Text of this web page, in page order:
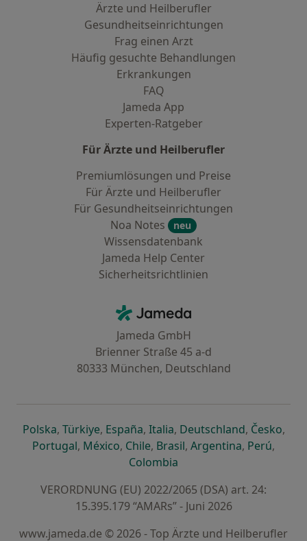
Ärzte und Heilberufler
Gesundheitseinrichtungen
Frag einen Arzt
Häufig gesuchte Behandlungen
Erkrankungen
FAQ
Jameda App
Experten-Ratgeber
Für Ärzte und Heilberufler
Premiumlösungen und Preise
Für Ärzte und Heilberufler
Für Gesundheitseinrichtungen
Noa Notes
neu
Wissensdatenbank
Jameda Help Center
Sicherheitsrichtlinien
Jameda - Startseite
Jameda GmbH
Brienner Straße 45 a-d
80333 München, Deutschland
Polskaöffnet in einer neuen Registerkarte
, Türkiyeöffnet in einer neuen Registerkarte
, Españaöffnet in einer neuen
, Italiaöffnet in einer neuen
, Deutschlandöffnet in
, Česko,
Portugalöffnet in einer neuen Registerkarte
, Méxicoöffnet in einer neuen Registerkarte
, Chileöffnet in einer neuen
, Brasilöffnet in einer neuen
, Argentinaöffnet in
, Perúöffnet
,
Colombia
VERORDNUNG (EU) 2022/2065 (DSA) art. 24:
15.395.179 “AMARs” - Juni 2026
www.jameda.de © 2026 - Top Ärzte und Heilberufler